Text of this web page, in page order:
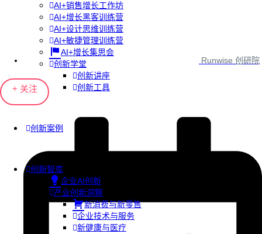
AI+销售增长工作坊
AI+增长黑客训练营
AI+设计思维训练营
AI+敏捷管理训练营
AI+增长集思会
创新学堂
创新讲座
创新工具
创新案例
创新智库
企业AI创新
产业创新洞察
新消费与新零售
企业技术与服务
新健康与医疗
Runwise 创研院
+ 关注